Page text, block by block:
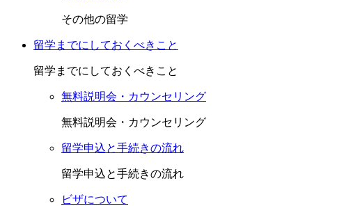
その他の留学
留学までにしておくべきこと
留学までにしておくべきこと
無料説明会・カウンセリング
無料説明会・カウンセリング
留学申込と手続きの流れ
留学申込と手続きの流れ
ビザについて